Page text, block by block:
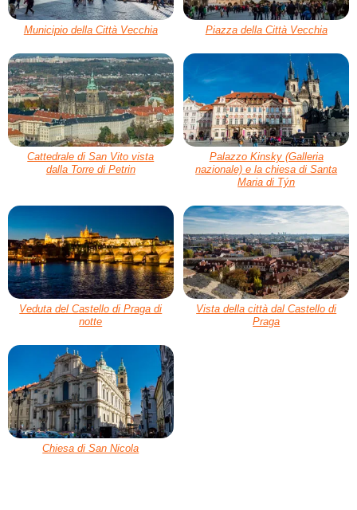
Municipio della Città Vecchia Piazza della Città Vecchia
Cattedrale di San Vito vista
dalla Torre di Petrin
Palazzo Kinsky (Galleria
nazionale) e la chiesa di Santa
Maria di Týn
Veduta del Castello di Praga di
notte
Vista della città dal Castello di
Praga
Chiesa di San Nicola